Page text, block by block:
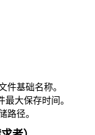
件基础名称。
最大保存时间。
路径。